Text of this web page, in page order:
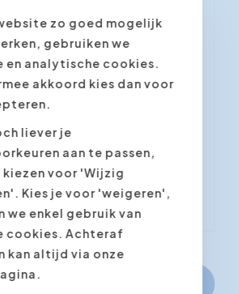
en
communiceren"
een asterisk * zijn vereist
gewenste datum/locatie
zo goed mogelijk
gebruiken we
en analytische cookies.
akkoord kies dan voor
liever je
aan te passen,
kiezen voor 'Wijzig
Kies je voor 'weigeren',
we enkel gebruik van
cookies. Achteraf
kan altijd via onze